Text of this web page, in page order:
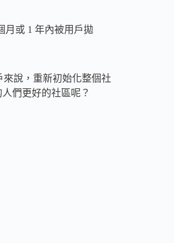
月或 1 年內被用戶拋
來說，重新初始化整個社
們更好的社區呢？